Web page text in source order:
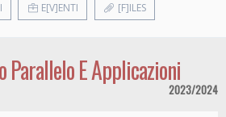
E[V]ENTI [F]ILES
Parallelo E Applicazioni
2023/2024